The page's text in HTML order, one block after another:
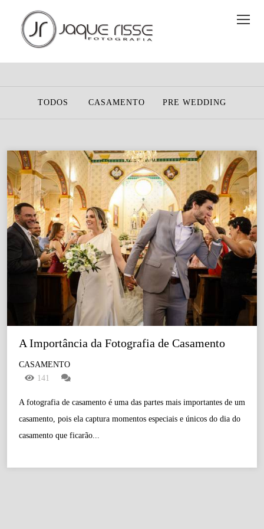
TODOS CASAMENTO PRE WEDDING
A Importância da Fotografia de Casamento
CASAMENTO
141
A fotografia de casamento é uma das partes mais importantes de um
casamento, pois ela captura momentos especiais e únicos do dia do
casamento que ficarão...